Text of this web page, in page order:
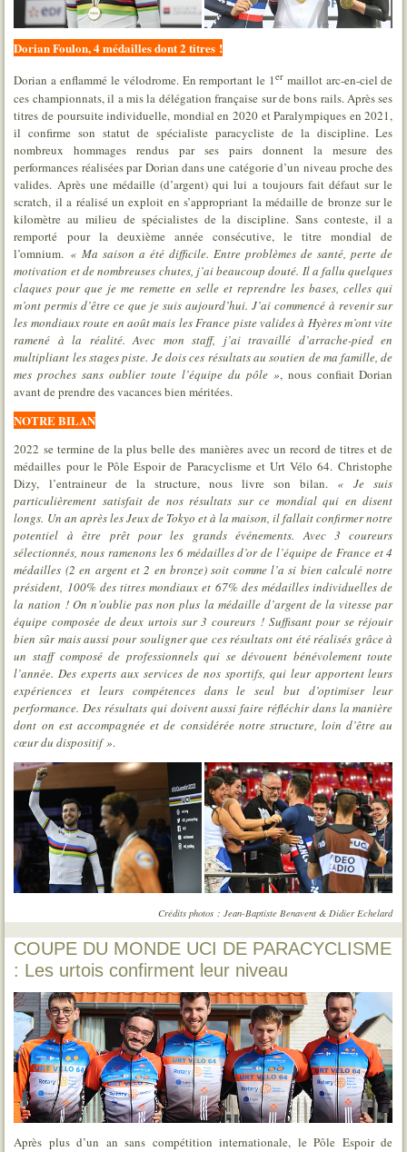
Dorian Foulon, 4 médailles dont 2 titres !
Dorian a enflammé le vélodrome. En remportant le 1er maillot arc-en-ciel de
ces championnats, il a mis la délégation française sur de bons rails. Après ses
titres de poursuite individuelle, mondial en 2020 et Paralympiques en 2021,
il confirme son statut de spécialiste paracycliste de la discipline. Les
nombreux hommages rendus par ses pairs donnent la mesure des
performances réalisées par Dorian dans une catégorie d’un niveau proche des
valides. Après une médaille (d’argent) qui lui a toujours fait défaut sur le
scratch, il a réalisé un exploit en s’appropriant la médaille de bronze sur le
kilomètre au milieu de spécialistes de la discipline. Sans conteste, il a
remporté pour la deuxième année consécutive, le titre mondial de
l’omnium. « Ma saison a été difficile. Entre problèmes de santé, perte de
motivation et de nombreuses chutes, j’ai beaucoup douté. Il a fallu quelques
claques pour que je me remette en selle et reprendre les bases, celles qui
m’ont permis d’être ce que je suis aujourd’hui. J’ai commencé à revenir sur
les mondiaux route en août mais les France piste valides à Hyères m’ont vite
ramené à la réalité. Avec mon staff, j’ai travaillé d’arrache-pied en
multipliant les stages piste. Je dois ces résultats au soutien de ma famille, de
mes proches sans oublier toute l’équipe du pôle », nous confiait Dorian
avant de prendre des vacances bien méritées.
NOTRE BILAN
2022 se termine de la plus belle des manières avec un record de titres et de
médailles pour le Pôle Espoir de Paracyclisme et Urt Vélo 64. Christophe
Dizy, l’entraineur de la structure, nous livre son bilan. « Je suis
particulièrement satisfait de nos résultats sur ce mondial qui en disent
longs. Un an après les Jeux de Tokyo et à la maison, il fallait confirmer notre
potentiel à être prêt pour les grands événements. Avec 3 coureurs
sélectionnés, nous ramenons les 6 médailles d’or de l’équipe de France et 4
médailles (2 en argent et 2 en bronze) soit comme l’a si bien calculé notre
président, 100% des titres mondiaux et 67% des médailles individuelles de
la nation ! On n’oublie pas non plus la médaille d’argent de la vitesse par
équipe composée de deux urtois sur 3 coureurs ! Suffisant pour se réjouir
bien sûr mais aussi pour souligner que ces résultats ont été réalisés grâce à
un staff composé de professionnels qui se dévouent bénévolement toute
l’année. Des experts aux services de nos sportifs, qui leur apportent leurs
expériences et leurs compétences dans le seul but d’optimiser leur
performance. Des résultats qui doivent aussi faire réfléchir dans la manière
dont on est accompagnée et de considérée notre structure, loin d’être au
cœur du dispositif ».
Crédits photos : Jean-Baptiste Benavent & Didier Echelard
COUPE DU MONDE UCI DE PARACYCLISME
: Les urtois confirment leur niveau
Après plus d’un an sans compétition internationale, le Pôle Espoir de